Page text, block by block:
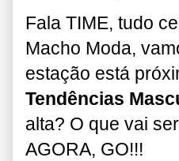
Fala TIME, tudo
Macho Moda,
estação está
Tendências
alta? O que vai
AGORA, GO!!!